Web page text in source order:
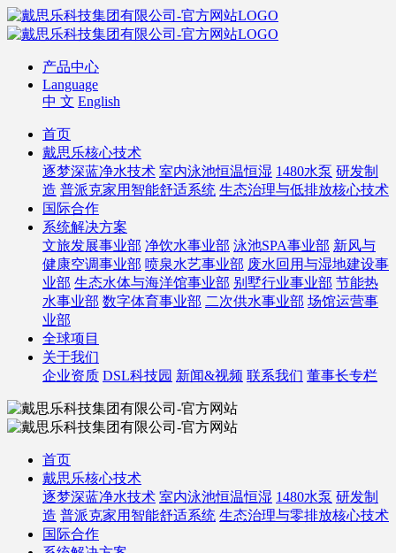
产品中心
Language
中 文 English
首页
戴思乐核心技术
逐梦深蓝净水技术 室内泳池恒温恒湿 1480水泵 研发制
造 普派克家用智能舒适系统 生态治理与低排放核心技术
国际合作
系统解决方案
文旅发展事业部 净饮水事业部 泳池SPA事业部 新风与
健康空调事业部 喷泉水艺事业部 废水回用与湿地建设事
业部 生态水体与海洋馆事业部 别墅行业事业部 节能热
水事业部 数字体育事业部 二次供水事业部 场馆运营事
业部
全球项目
关于我们
企业资质 DSL科技园 新闻&视频 联系我们 董事长专栏
首页
戴思乐核心技术
逐梦深蓝净水技术 室内泳池恒温恒湿 1480水泵 研发制
造 普派克家用智能舒适系统 生态治理与零排放核心技术
国际合作